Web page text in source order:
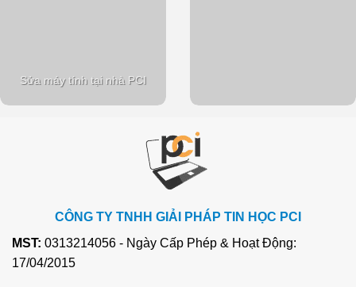
Sửa máy tính tại nhà PCI
CÔNG TY TNHH GIẢI PHÁP TIN HỌC PCI
MST: 0313214056 - Ngày Cấp Phép & Hoạt Động:
17/04/2015